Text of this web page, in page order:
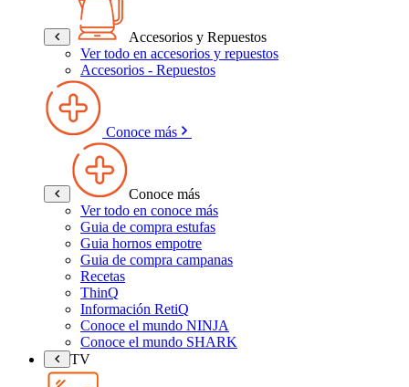
Accesorios y Repuestos
Ver todo en accesorios y repuestos
Accesorios - Repuestos
Conoce más
Conoce más
Ver todo en conoce más
Guia de compra estufas
Guia hornos empotre
Guia de compra campanas
Recetas
ThinQ
Información RetiQ
Conoce el mundo NINJA
Conoce el mundo SHARK
TV